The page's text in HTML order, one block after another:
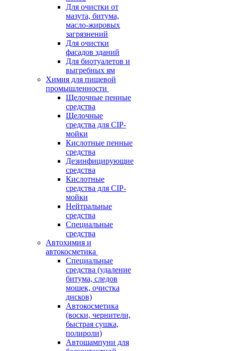
Для очистки от
мазута, битума,
масло-жировых
загрязнений
Для очистки
фасадов зданий
Для биотуалетов и
выгребных ям
Химия для пищевой
промышленности
Щелочные пенные
средства
Щелочные
средства для CIP-
мойки
Кислотные пенные
средства
Дезинфицирующие
средства
Кислотные
средства для CIP-
мойки
Нейтральные
средства
Специальные
средства
Автохимия и
автокосметика
Специальные
средства (удаление
битума, следов
мошек, очистка
дисков)
Автокосметика
(воски, чернители,
быстрая сушка,
полироли)
Автошампуни для